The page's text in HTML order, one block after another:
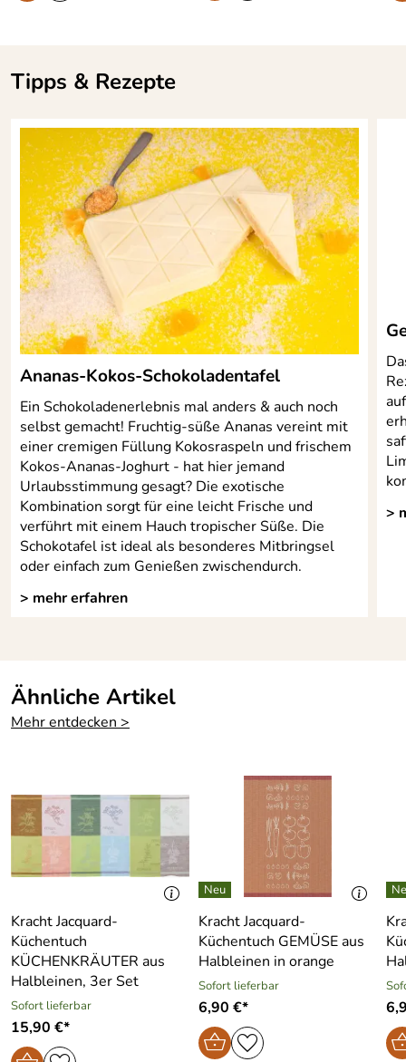
Tipps & Rezepte
Ananas-Kokos-Schokoladentafel
Ein Schokoladenerlebnis mal anders & auch noch
selbst gemacht! Fruchtig-süße Ananas vereint mit
einer cremigen Füllung Kokosraspeln und frischem
Kokos-Ananas-Joghurt - hat hier jemand
Urlaubsstimmung gesagt? Die exotische
Kombination sorgt für eine leicht Frische und
verführt mit einem Hauch tropischer Süße. Die
Schokotafel ist ideal als besonderes Mitbringsel
oder einfach zum Genießen zwischendurch.
> mehr erfahren
>
Ähnliche Artikel
Mehr entdecken >
Kracht Jacquard-
Küchentuch
KÜCHENKRÄUTER aus
Halbleinen, 3er Set
Sofort lieferbar
15,90 €*
Kracht Jacquard-
Küchentuch GEMÜSE aus
Halbleinen in orange
Sofort lieferbar
6,90 €*